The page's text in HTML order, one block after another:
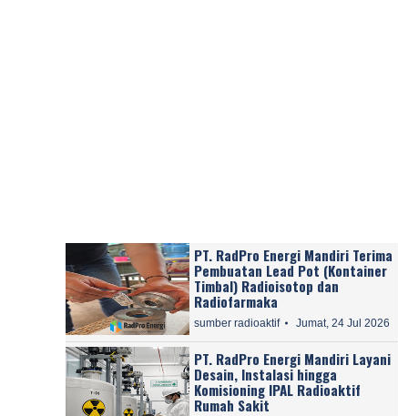
PT. RadPro Energi Mandiri Terima
Pembuatan Lead Pot (Kontainer
Timbal) Radioisotop dan
Radiofarmaka
sumber radioaktif Jumat, 24 Jul 2026
PT. RadPro Energi Mandiri Layani
Desain, Instalasi hingga
Komisioning IPAL Radioaktif
Rumah Sakit